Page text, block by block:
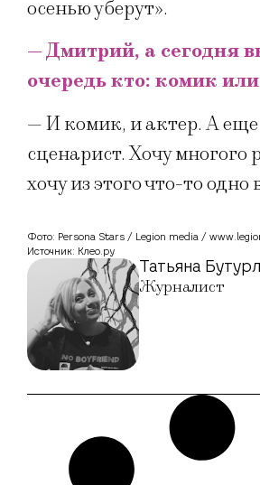
осенью уберут».
— Дмитрий, а сегодня
очередь кто: комик
— И комик, и актер. А
сценарист. Хочу многого
хочу из этого что-то одно
Татьяна
Журналист
Фото: Persona Stars / Legion media /
Источник: Клео.ру